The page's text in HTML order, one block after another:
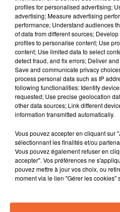
histoire près de chez
2 juin 2022 - 11 min 17 sec
L'ENTRÉE DES ALLEMANDS À
David Puaud
Chemins d'histoire
Le 10 Mai 1940, les panzers
Baa, la Belgique et le
La suite est racontée par
0:00
profiles for personalised advertising;
advertising; Measure advertising
performance; Understand audiences
of data from different sources;
profiles to personalise content; Use
content; Use limited data to select
detect fraud, and fix errors; Deliver
Save and communicate privacy
process personal data such as IP
following functionalities: Identify
requested; Use precise geolocation
other data sources; Link different
information transmitted automatically.
Vous pouvez accepter en cliquant sur
sélectionnant les finalités et/ou
Vous pouvez également refuser en
accepter". Vos préférences ne
pouvez mettre à jour vos choix, ou
moment via le lien "Gérer les cookies"